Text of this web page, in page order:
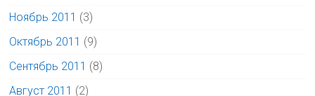
Ноябрь 2011 (3)
Октябрь 2011 (9)
Сентябрь 2011 (8)
Август 2011 (2)